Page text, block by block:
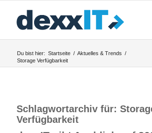
Du bist hier: Startseite / Aktuelles & Trends /
Storage Verfügbarkeit
Schlagwortarchiv für:
Verfügbarkeit